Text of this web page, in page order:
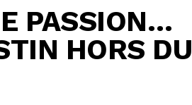
PASSION…
HORS DU